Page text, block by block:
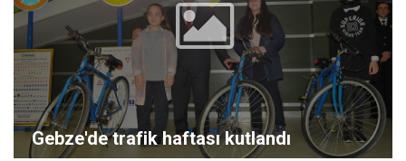
Gebze'de trafik haftası kutlandı